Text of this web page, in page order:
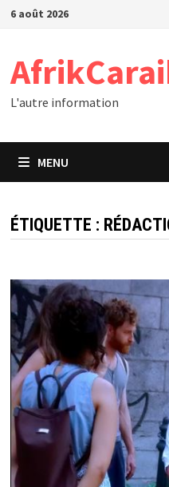
Passer
6 août 2026
L'autre information
MENU
ÉTIQUETTE :